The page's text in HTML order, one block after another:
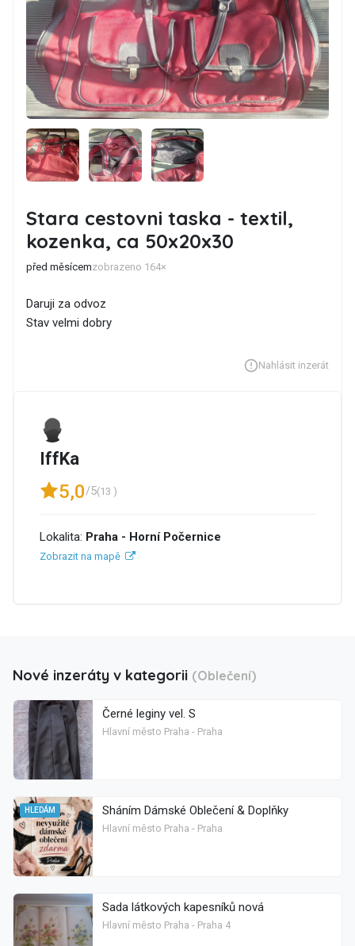
Stara cestovni taska - textil,
kozenka, ca 50x20x30
před měsícemzobrazeno 164×
Daruji za odvoz
Stav velmi dobry
Nahlásit inzerát
IffKa
5,0/5(13 )
Lokalita: Praha - Horní Počernice
Zobrazit na mapě
Nové inzeráty v kategorii (Oblečení)
Černé leginy vel. S
Hlavní město Praha - Praha
HLEDÁM Sháním Dámské Oblečení & Doplňky
Hlavní město Praha - Praha
Sada látkových kapesníků nová
Hlavní město Praha - Praha 4